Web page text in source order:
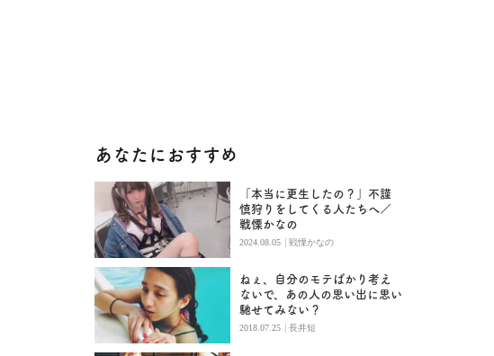
あなたにおすすめ
「本当に更生したの？」不謹
慎狩りをしてくる人たちへ／
戦慄かなの
2024.08.05 | 戦慄かなの
ねぇ、自分のモテばかり考え
ないで、あの人の思い出に思い
馳せてみない？
2018.07.25 | 長井短